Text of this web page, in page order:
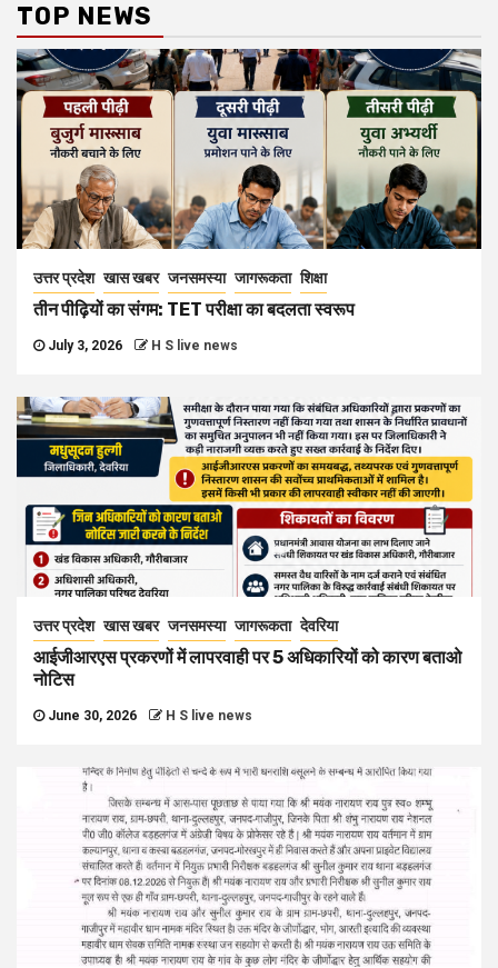
TOP NEWS
उत्तर प्रदेश खास खबर जनसमस्या जागरूकता शिक्षा
तीन पीढ़ियों का संगम: TET परीक्षा का बदलता स्वरूप
July 3, 2026 H S live news
उत्तर प्रदेश खास खबर जनसमस्या जागरूकता देवरिया
आईजीआरएस प्रकरणों में लापरवाही पर 5 अधिकारियों को कारण बताओ
नोटिस
June 30, 2026 H S live news